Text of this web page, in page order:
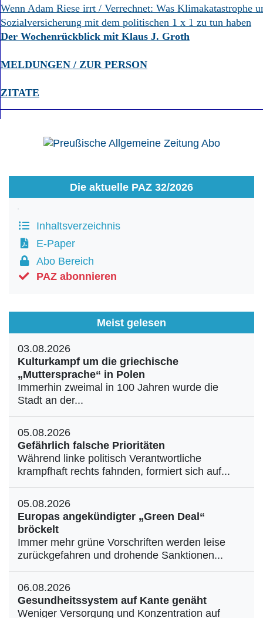
Wenn Adam Riese irrt / Verrechnet: Was Klimakatastrophe
Sozialversicherung mit dem politischen 1 x 1 zu tun haben
Der Wochenrückblick mit Klaus J. Groth
MELDUNGEN / ZUR PERSON
ZITATE
Die aktuelle PAZ 32/2026
Inhaltsverzeichnis
E-Paper
Abo Bereich
PAZ abonnieren
Meist gelesen
03.08.2026
Kulturkampf um die griechische
„Muttersprache“ in Polen
Immerhin zweimal in 100 Jahren wurde die
Stadt an der...
05.08.2026
Gefährlich falsche Prioritäten
Während linke politisch Verantwortliche
krampfhaft rechts fahnden, formiert sich auf...
05.08.2026
Europas angekündigter „Green Deal“
bröckelt
Immer mehr grüne Vorschriften werden leise
zurückgefahren und drohende Sanktionen...
06.08.2026
Gesundheitssystem auf Kante genäht
Weniger Versorgung und Konzentration auf